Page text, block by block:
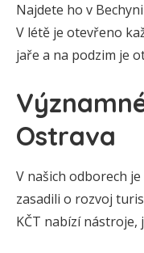
Najdete ho v
V létě je otevřeno
jaře a na podzim je
Ostrava
V našich odborech
zasadili o rozvoj
KČT nabízí